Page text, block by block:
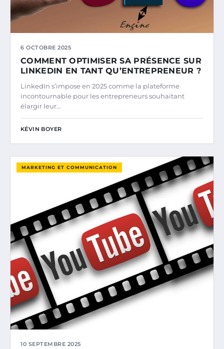
6 OCTOBRE 2025
COMMENT OPTIMISER SA PRÉSENCE SUR
LINKEDIN EN TANT QU’ENTREPRENEUR ?
LinkedIn s’impose en 2025 comme la plateforme
incontournable pour les entrepreneurs souhaitant
élargir leur…
KÉVIN BOYER
MARKETING ET COMMUNICATION
10 SEPTEMBRE 2025